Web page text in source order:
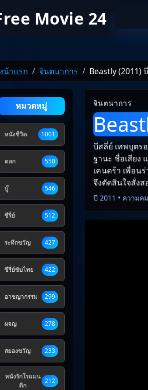
Movie 24
น้าแรก จินตนาการ Beastly (2011)
หมวดหมู่
หนังชีวิต 1001
ตลก 550
บู๊ 546
ซีรี่ย์ 512
ระทึกขวัญ 427
ซีรี่ย์ซับไทย 422
อาชญากรรม 299
ผจญ 278
สยองขวัญ 233
หนังรักโรแมน
ติก
212
จินตนาการ
บีสลี่ย์ เทพบุตร
ฐานะ ชื่อเสียง
เคนดร้า เพื่อน
จึงตัดสินใจสั่ง
ปี 2011 • ความค